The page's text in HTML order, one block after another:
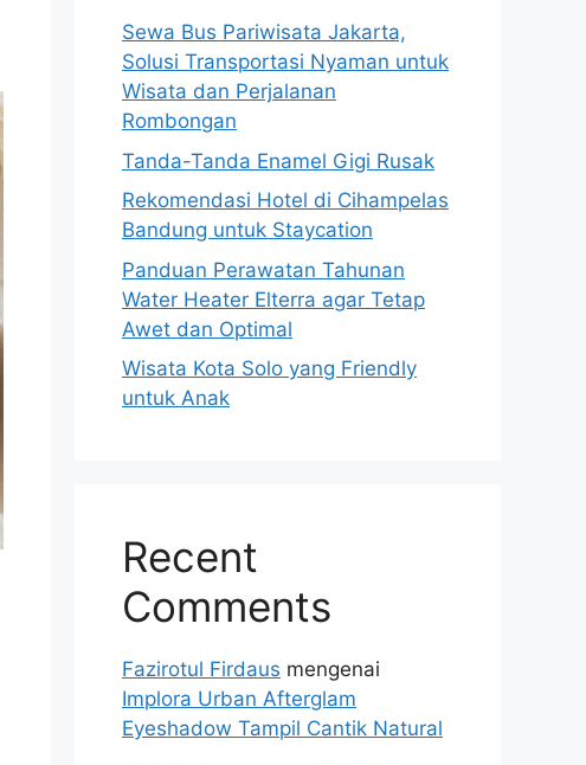
Sewa Bus Pariwisata Jakarta,
Solusi Transportasi Nyaman untuk
Wisata dan Perjalanan
Rombongan
Tanda-Tanda Enamel Gigi Rusak
Rekomendasi Hotel di Cihampelas
Bandung untuk Staycation
Panduan Perawatan Tahunan
Water Heater Elterra agar Tetap
Awet dan Optimal
Wisata Kota Solo yang Friendly
untuk Anak
Recent
Comments
Fazirotul Firdaus mengenai
Implora Urban Afterglam
Eyeshadow Tampil Cantik Natural